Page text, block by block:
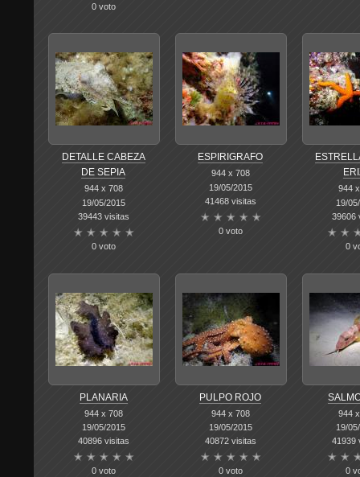
0 voto
DETALLE CABEZA
DE SEPIA
944 x 708
19/05/2015
39443 visitas
0 voto
ESPIRIGRAFO
944 x 708
19/05/2015
41468 visitas
0 voto
944
19/
39606
0
PLANARIA
944 x 708
19/05/2015
40896 visitas
0 voto
PULPO ROJO
944 x 708
19/05/2015
40872 visitas
0 voto
944
19/
41939
0